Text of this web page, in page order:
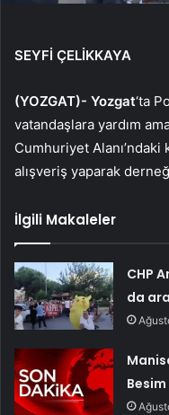
SEYFİ ÇELİKKAYA
(YOZGAT)- Yozgat‘ta
vatandaşlara yardım
Cumhuriyet
alışveriş yaparak
İlgili Makaleler
CHP
da